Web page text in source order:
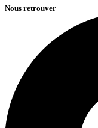
Nous retrouver